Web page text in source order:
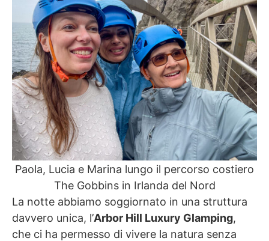
Paola, Lucia e Marina lungo il percorso costiero
The Gobbins in Irlanda del Nord
La notte abbiamo soggiornato in una struttura
davvero unica, l’Arbor Hill Luxury Glamping,
che ci ha permesso di vivere la natura senza